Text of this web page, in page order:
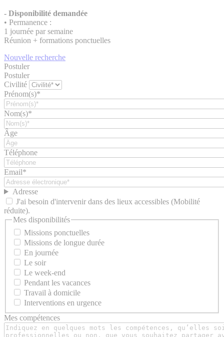
- Disponibilité demandée
• Permanence :
1 journée par semaine
Réunion + formations ponctuelles
Nouvelle recherche
Postuler
Postuler
Civilité
Prénom(s)*
Nom(s)*
Âge
Téléphone
Email*
Adresse
J'ai besoin d'intervenir dans des lieux accessibles (Mobilité
réduite).
Mes disponibilités
Missions ponctuelles
Missions de longue durée
En journée
Le soir
Le week-end
Pendant les vacances
Travail à domicile
Interventions en urgence
Mes compétences